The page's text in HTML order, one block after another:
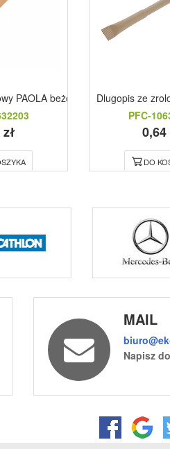
PAOLA beżowy
Dlugopis ze
PFC-
0,64
DO
MAIL
Napisz